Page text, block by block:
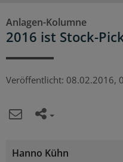
Anlagen-Kolumne
2016 ist Stock-
Veröffentlicht: 08.02.2016,
Hanno Kühn